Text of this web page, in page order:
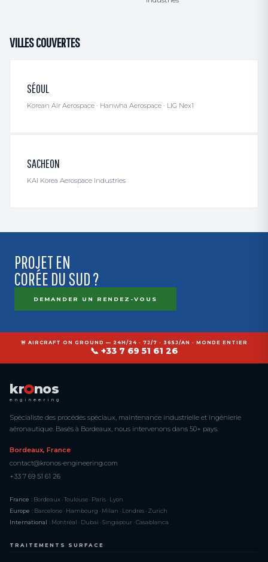
VILLES COUVERTES
SÉOUL
Korean Air Aerospace · Hanwha Aerospace · LIG Nex1
SACHEON
KAI Korea Aerospace Industries
PROJET EN
CORÉE DU SUD ?
DEMANDER UN RENDEZ-VOUS
🚨 AIRCRAFT ON GROUND — 24H/24 · 7J/7 · 365J/AN · MONDE ENTIER
📞 +33 7 69 51 61 26
kr nos
engineering
Spécialiste des procédés spéciaux, maintenance industrielle et ingénierie
aéronautique. Basés à Bordeaux, nous intervenons dans 50+ pays.
Bordeaux, France
contact@kronos-engineering.com
+33 7 69 51 61 26
France : Bordeaux · Toulouse · Paris · Lyon
Europe : Barcelone · Hambourg · Milan · Londres · Zurich
International : Montréal · Dubai · Singapour · Casablanca
TRAITEMENTS SURFACE